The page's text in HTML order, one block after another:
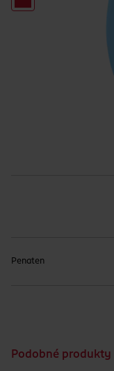
Penaten
Podobné produkty